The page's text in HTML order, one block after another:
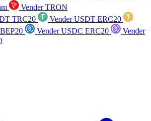
Vender TRON
TRC20
Vender USDT ERC20
Vender USDC ERC20
Vender